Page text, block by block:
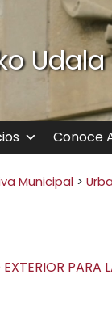
Conoce
Municipal >
PARA